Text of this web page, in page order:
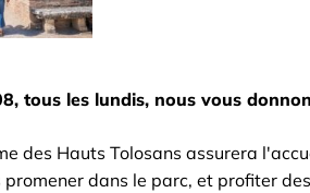
tous les lundis, nous vous
des Hauts Tolosans assurera
promener dans le parc, et profiter